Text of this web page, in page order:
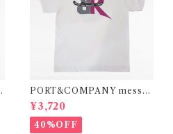
PORT&COMPANY messag
e print t-shirt
¥3,720
40%OFF